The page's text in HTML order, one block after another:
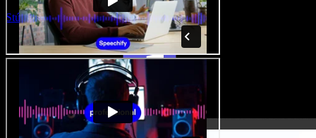
Stúdió indítása